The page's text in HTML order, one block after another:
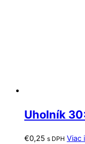
Uholník
€0,25 s DPH Viac